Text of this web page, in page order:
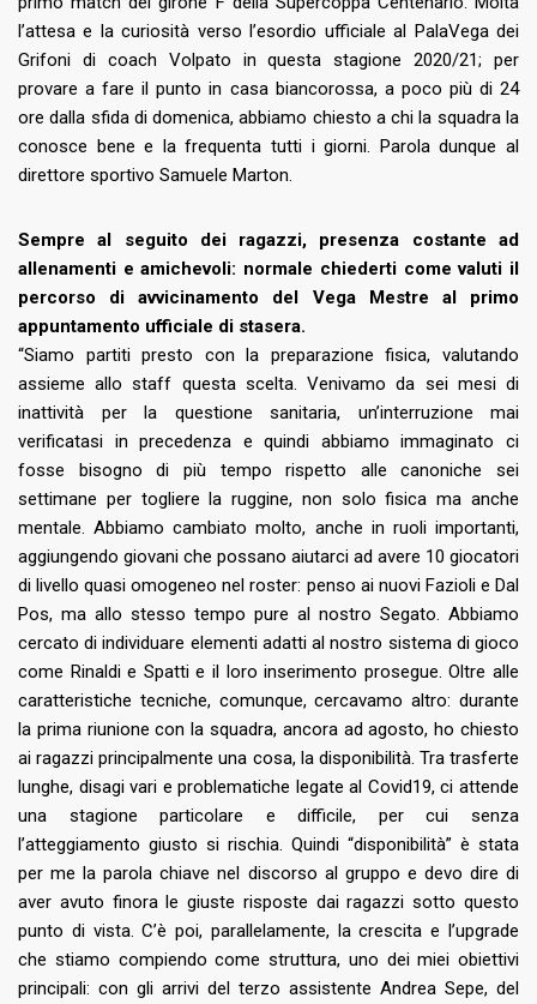
l’attesa e la curiosità verso l’esordio ufficiale al PalaVega dei
Grifoni di coach Volpato in questa stagione 2020/21; per
provare a fare il punto in casa biancorossa, a poco più di 24
ore dalla sfida di domenica, abbiamo chiesto a chi la squadra la
conosce bene e la frequenta tutti i giorni. Parola dunque al
direttore sportivo Samuele Marton.
Sempre al seguito dei ragazzi, presenza costante ad
allenamenti e amichevoli: normale chiederti come valuti il
percorso di avvicinamento del Vega Mestre al primo
appuntamento ufficiale di stasera.
“Siamo partiti presto con la preparazione fisica, valutando
assieme allo staff questa scelta. Venivamo da sei mesi di
inattività per la questione sanitaria, un’interruzione mai
verificatasi in precedenza e quindi abbiamo immaginato ci
fosse bisogno di più tempo rispetto alle canoniche sei
settimane per togliere la ruggine, non solo fisica ma anche
mentale. Abbiamo cambiato molto, anche in ruoli importanti,
aggiungendo giovani che possano aiutarci ad avere 10 giocatori
di livello quasi omogeneo nel roster: penso ai nuovi Fazioli e Dal
Pos, ma allo stesso tempo pure al nostro Segato. Abbiamo
cercato di individuare elementi adatti al nostro sistema di gioco
come Rinaldi e Spatti e il loro inserimento prosegue. Oltre alle
caratteristiche tecniche, comunque, cercavamo altro: durante
la prima riunione con la squadra, ancora ad agosto, ho chiesto
ai ragazzi principalmente una cosa, la disponibilità. Tra trasferte
lunghe, disagi vari e problematiche legate al Covid19, ci attende
una stagione particolare e difficile, per cui senza
l’atteggiamento giusto si rischia. Quindi “disponibilità” è stata
per me la parola chiave nel discorso al gruppo e devo dire di
aver avuto finora le giuste risposte dai ragazzi sotto questo
punto di vista. C’è poi, parallelamente, la crescita e l’upgrade
che stiamo compiendo come struttura, uno dei miei obiettivi
principali: con gli arrivi del terzo assistente Andrea Sepe, del